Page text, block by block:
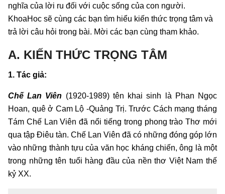
nghĩa của lời ru đối với cuộc sống của con người.
KhoaHoc sẽ cùng các bạn tìm hiểu kiến thức trọng tâm và
trả lời câu hỏi trong bài. Mời các bạn cùng tham khảo.
A. KIẾN THỨC TRỌNG TÂM
1. Tác giả:
Chế Lan Viên (1920-1989) tên khai sinh là Phan Ngọc
Hoan, quê ở Cam Lộ -Quảng Trị. Trước Cách mạng tháng
Tám Chế Lan Viên đã nổi tiếng trong phong trào Thơ mới
qua tập Điêu tàn. Chế Lan Viên đã có những đóng góp lớn
vào những thành tựu của văn học kháng chiến, ông là một
trong những tên tuổi hàng đầu của nền thơ Việt Nam thế
kỷ XX.